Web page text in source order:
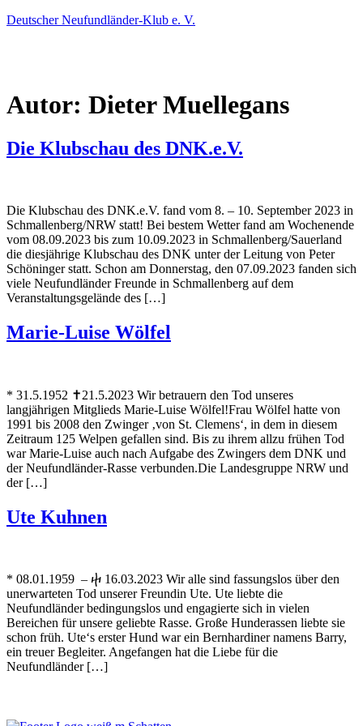
Deutscher Neufundländer-Klub e. V.
Autor: Dieter Muellegans
Die Klubschau des DNK.e.V.
Die Klubschau des DNK.e.V. fand vom 8. – 10. September 2023 in
Schmallenberg/NRW statt! Bei bestem Wetter fand am Wochenende
vom 08.09.2023 bis zum 10.09.2023 in Schmallenberg/Sauerland
die diesjährige Klubschau des DNK unter der Leitung von Peter
Schöninger statt. Schon am Donnerstag, den 07.09.2023 fanden sich
viele Neufundländer Freunde in Schmallenberg auf dem
Veranstaltungsgelände des […]
Marie-Luise Wölfel
* 31.5.1952 ✝21.5.2023 Wir betrauern den Tod unseres
langjährigen Mitglieds Marie-Luise Wölfel!Frau Wölfel hatte von
1991 bis 2008 den Zwinger ‚von St. Clemens‘, in dem in diesem
Zeitraum 125 Welpen gefallen sind. Bis zu ihrem allzu frühen Tod
war Marie-Luise auch nach Aufgabe des Zwingers dem DNK und
der Neufundländer-Rasse verbunden.Die Landesgruppe NRW und
der […]
Ute Kuhnen
* 08.01.1959 – ⴕ 16.03.2023 Wir alle sind fassungslos über den
unerwarteten Tod unserer Freundin Ute. Ute liebte die
Neufundländer bedingungslos und engagierte sich in vielen
Bereichen für unsere geliebte Rasse. Große Hunderassen liebte sie
schon früh. Ute‘s erster Hund war ein Bernhardiner namens Barry,
ein treuer Begleiter. Angefangen hat die Liebe für die
Neufundländer […]